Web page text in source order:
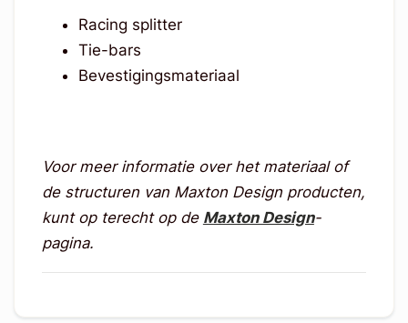
Racing splitter
Tie-bars
Bevestigingsmateriaal
Voor meer informatie over het materiaal of
de structuren van Maxton Design producten,
kunt op terecht op de Maxton Design-
pagina.